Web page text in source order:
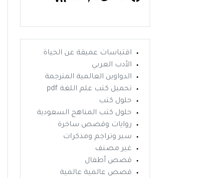
اقتباسات عميقة عن الحياة
الأدب العربي
الدواوين العالمية المترجمة
تحميل كتب علم اللغة pdf
حلول كتب
حلول كتب المناهج السعودية
روايات وقصص ساخرة
سير وتراجم ومذكرات
غير مصنف
قصص أطفال
قصص عالمية عالمية